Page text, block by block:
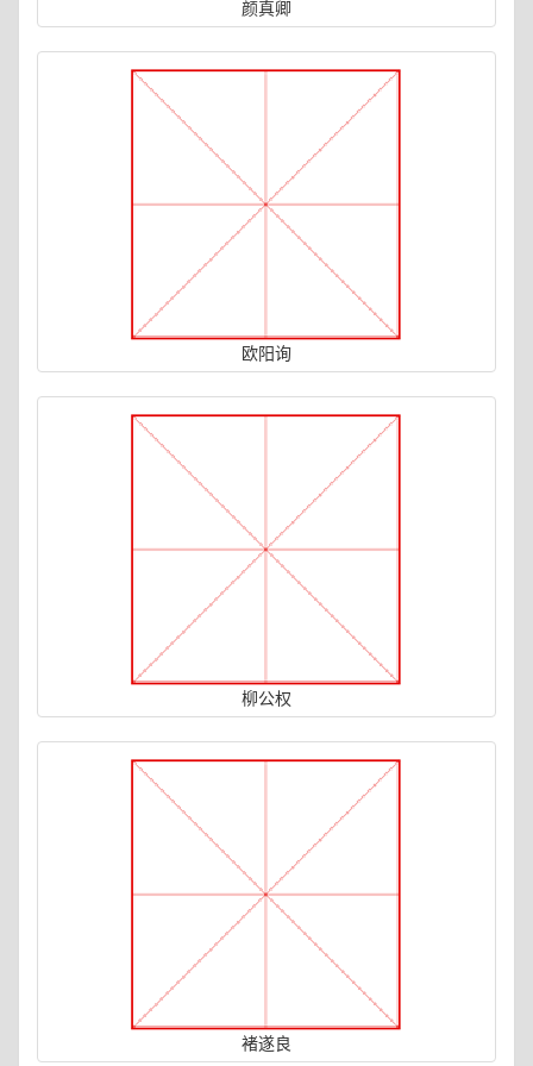
颜真卿
欧阳询
柳公权
褚遂良